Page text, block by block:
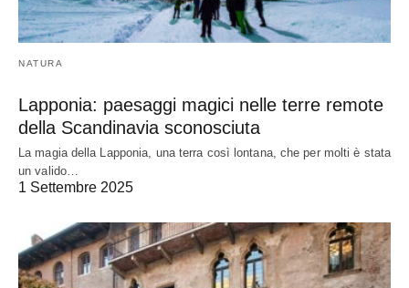
NATURA
Lapponia: paesaggi magici nelle terre remote
della Scandinavia sconosciuta
La magia della Lapponia, una terra così lontana, che per molti è stata
un valido…
1 Settembre 2025